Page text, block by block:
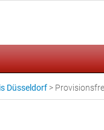
Düsseldorf >